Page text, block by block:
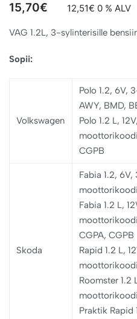
15,70€ 12,51€ 0 % ALV
VAG 1.2L, 3-sylinterisille
Sopii:
Volkswagen
Polo 1.2, 6V,
AWY, BMD,
Polo 1.2 L,
CGPB
Skoda
Fabia 1.2,
Fabia 1.2 L,
CGPA, CGPB
Rapid 1.2 L,
Roomster 1.2
Praktik Rapid